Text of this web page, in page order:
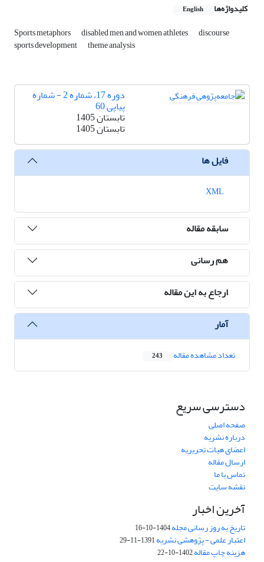
کلیدواژه‌ها English
Sports metaphors disabled men and women athletes discourse
sports development theme analysis
دوره 17، شماره 2 - شماره
پیاپی 60
تابستان 1405
تابستان 1405
فایل ها
سابقه مقاله
هم رسانی
ارجاع به این مقاله
آمار
تعداد مشاهده مقاله 243
دسترسی سریع
صفحه اصلی
درباره نشریه
اعضای هیات تحریریه
ارسال مقاله
تماس با ما
نقشه سایت
آخرین اخبار
تاریخ به روز رسانی مجله1404-10-16
اعتبار علمی - پژوهشی نشریه1391-11-29
هزینه چاپ مقاله1402-10-22